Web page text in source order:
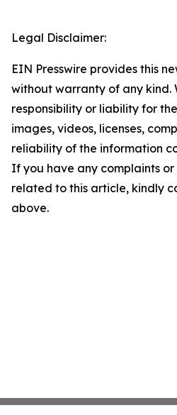
Legal Disclaimer:
EIN Presswire provides this
without warranty of any kind.
responsibility or liability for
images, videos, licenses,
reliability of the information
If you have any complaints or
related to this article, kindly
above.